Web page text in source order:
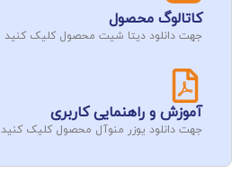
کاتالوگ محصول
جهت دانلود دیتا شیت محصول کلیک کنید
آموزش و راهنمایی کاربری
جهت دانلود یوزر منوآل محصول کلیک کنید